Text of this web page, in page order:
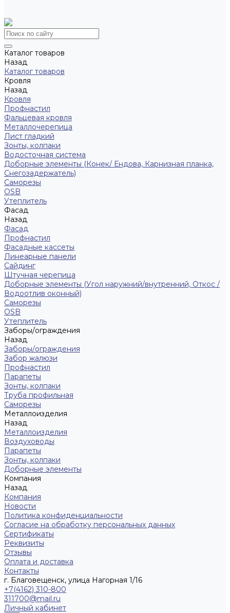
Каталог товаров
Назад
Каталог товаров
Кровля
Назад
Кровля
Профнастил
Фальцевая кровля
Металлочерепица
Лист гладкий
Зонты, колпаки
Водосточная система
Доборные элементы (Конек/ Ендова, Карнизная планка,
Снегозадержатель)
Саморезы
ОSB
Утеплитель
Фасад
Назад
Фасад
Профнастил
Фасадные кассеты
Линеарные панели
Сайдинг
Штучная черепица
Доборные элементы (Угол наружний/внутренний, Откос /
Водоотлив оконный)
Саморезы
OSB
Утеплитель
Заборы/ограждения
Назад
Заборы/ограждения
Забор жалюзи
Профнастил
Парапеты
Зонты, колпаки
Труба профильная
Саморезы
Металлоизделия
Назад
Металлоизделия
Воздуховоды
Парапеты
Зонты, колпаки
Доборные элементы
Компания
Назад
Компания
Новости
Политика конфиденциальности
Согласие на обработку персональных данных
Сертификаты
Реквизиты
Отзывы
Оплата и доставка
Контакты
г. Благовещенск, улица Нагорная 1/16
+7(4162) 310-800
311700@mail.ru
Личный кабинет